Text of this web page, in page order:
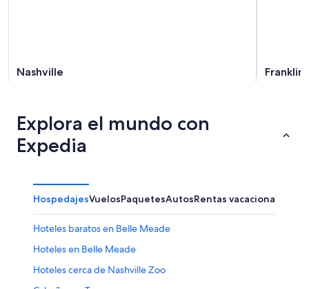
Nashville Franklin
Explora el mundo con
Expedia
HospedajesVuelosPaquetesAutosRentas vacacionales
Hoteles baratos en Belle Meade
Hoteles en Belle Meade
Hoteles cerca de Nashville Zoo